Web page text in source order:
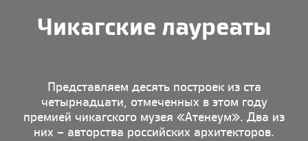
send.project Анонсы конкурсов
Блог
Исследование
Дизайн
Иностранцы в России
Интерьер
Наследие Образование
Урбанистика
Эко
Чикагские лауреаты
Представляем десять построек из ста
четырнадцати, отмеченных в этом году
премией чикагского музея «Атенеум». Два из
них – авторства российских архитекторов.